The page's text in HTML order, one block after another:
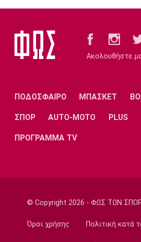
Ποδόσφαιρο - Διεθνή
Κύπρος: Ποδοσφαιριστές
και διαιτητές
Ρήγα: «Τα κορίτσια δείχνουν
πετύχουν κάτι όμορφο»
Ποδόσφαιρο - Ελλάδα
προσθήκη κάθε ομάδας
Ακολουθήστε
ΠΟΔΟΣΦΑΙΡΟ ΜΠΑΣΚΕΤ
ΣΠΟΡ AUTO-MOTO PLUS
ΠΡΟΓΡΑΜΜΑ TV
© Copyright 2026 - ΦΩΣ ΤΩΝ
Όροι χρήσης Πολιτική κατά